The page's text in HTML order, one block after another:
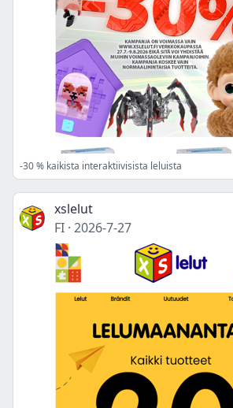
-30 % kaikista interaktiivisista leluista
xslelut
FI · 2026-7-27